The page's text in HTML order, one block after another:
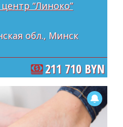
“Линоко”
обл., Минск
211 710 BYN